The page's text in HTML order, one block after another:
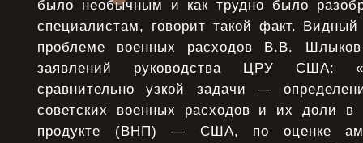
было необычным и как трудно было
специалистам, говорит такой факт.
проблеме военных расходов В.В.
заявлений руководства ЦРУ США:
сравнительно узкой задачи —
советских военных расходов и их доли в
продукте (ВНП) — США, по оценке